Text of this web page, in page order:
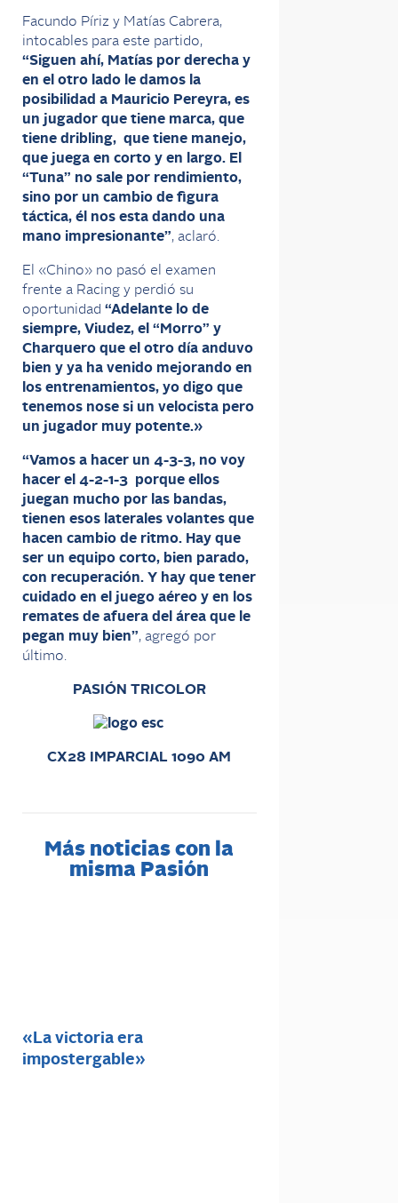
Facundo Píriz y Matías Cabrera,
intocables para este partido,
“Siguen ahí, Matías por derecha y
en el otro lado le damos la
posibilidad a Mauricio Pereyra, es
un jugador que tiene marca, que
tiene dribling, que tiene manejo,
que juega en corto y en largo. El
“Tuna” no sale por rendimiento,
sino por un cambio de figura
táctica, él nos esta dando una
mano impresionante”, aclaró.
El «Chino» no pasó el examen
frente a Racing y perdió su
oportunidad “Adelante lo de
siempre, Viudez, el “Morro” y
Charquero que el otro día anduvo
bien y ya ha venido mejorando en
los entrenamientos, yo digo que
tenemos nose si un velocista pero
un jugador muy potente.»
“Vamos a hacer un 4-3-3, no voy
hacer el 4-2-1-3 porque ellos
juegan mucho por las bandas,
tienen esos laterales volantes que
hacen cambio de ritmo. Hay que
ser un equipo corto, bien parado,
con recuperación. Y hay que tener
cuidado en el juego aéreo y en los
remates de afuera del área que le
pegan muy bien”, agregó por
último.
PASIÓN TRICOLOR
CX28 IMPARCIAL 1090 AM
Más noticias con la
misma Pasión
«La victoria era
impostergable»